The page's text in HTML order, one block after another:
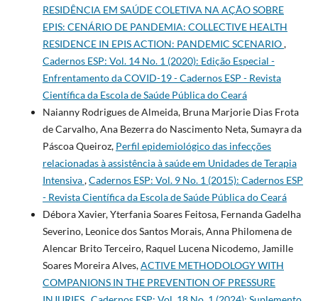
RESIDÊNCIA EM SAÚDE COLETIVA NA AÇÃO SOBRE
EPIS: CENÁRIO DE PANDEMIA: COLLECTIVE HEALTH
RESIDENCE IN EPIS ACTION: PANDEMIC SCENARIO,
Cadernos ESP: Vol. 14 No. 1 (2020): Edição Especial -
Enfrentamento da COVID-19 - Cadernos ESP - Revista
Cientí­fica da Escola de Saúde Pública do Ceará
Naianny Rodrigues de Almeida, Bruna Marjorie Dias Frota
de Carvalho, Ana Bezerra do Nascimento Neta, Sumayra da
Páscoa Queiroz, Perfil epidemiológico das infecções
relacionadas à assistência à saúde em Unidades de Terapia
Intensiva,Cadernos ESP: Vol. 9 No. 1 (2015): Cadernos ESP
- Revista Cientí­fica da Escola de Saúde Pública do Ceará
Débora Xavier, Yterfania Soares Feitosa, Fernanda Gadelha
Severino, Leonice dos Santos Morais, Anna Philomena de
Alencar Brito Terceiro, Raquel Lucena Nicodemo, Jamille
Soares Moreira Alves,ACTIVE METHODOLOGY WITH
COMPANIONS IN THE PREVENTION OF PRESSURE